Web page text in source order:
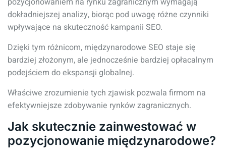
dokładniejszej analizy, biorąc pod uwagę różne czynniki
wpływające na skuteczność kampanii SEO.
Dzięki tym różnicom, międzynarodowe SEO staje się
bardziej złożonym, ale jednocześnie bardziej opłacalnym
podejściem do ekspansji globalnej.
Właściwe zrozumienie tych zjawisk pozwala firmom na
efektywniejsze zdobywanie rynków zagranicznych.
Jak skutecznie zainwestować w
pozycjonowanie międzynarodowe?